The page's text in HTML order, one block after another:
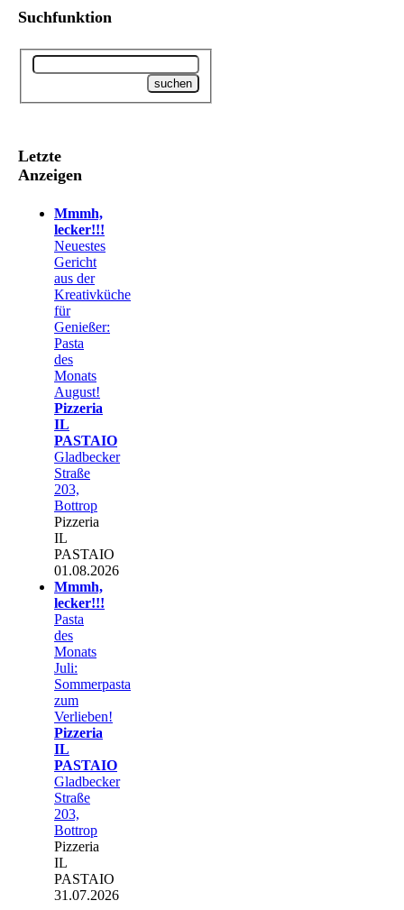
Suchfunktion
Letzte
Anzeigen
Mmmh,
lecker!!!
Neuestes
Gericht
aus der
Kreativküche
für
Genießer:
Pasta
des
Monats
August!
Pizzeria
IL
PASTAIO
Gladbecker
Straße
203,
Bottrop
Pizzeria
IL
PASTAIO
01.08.2026
Mmmh,
lecker!!!
Pasta
des
Monats
Juli:
Sommerpasta
zum
Verlieben!
Pizzeria
IL
PASTAIO
Gladbecker
Straße
203,
Bottrop
Pizzeria
IL
PASTAIO
31.07.2026